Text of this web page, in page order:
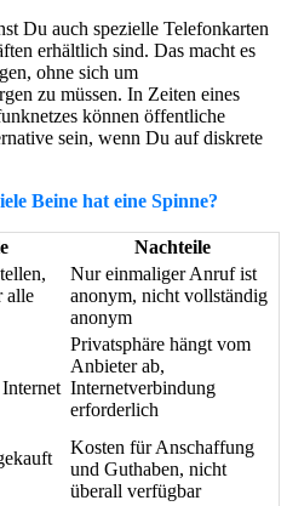
Du auch spezielle Telefonkarten
erhältlich sind. Das macht es
ohne sich um
zu müssen. In Zeiten eines
können öffentliche
sein, wenn Du auf diskrete
Beine hat eine Spinne?
Nachteile
alle
Nur einmaliger Anruf ist
anonym, nicht vollständig
anonym
Privatsphäre hängt vom
Anbieter ab,
Internetverbindung
erforderlich
Kosten für Anschaffung
und Guthaben, nicht
überall verfügbar